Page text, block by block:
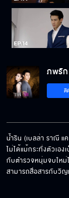
ภพรัก
ติ
น้ำริน (เบลล่า ราณี แ
ไม่ได้แม้กระทั่งตัวเอ
กับตำรวจหนุ่มจบให
สามารถสื่อสารกับวิ